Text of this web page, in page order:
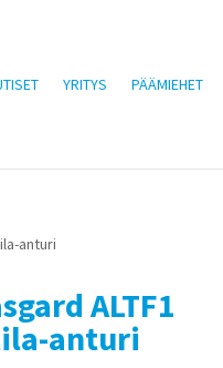
YRITYS PÄÄMIEHET
anturi
ALTF1
anturi